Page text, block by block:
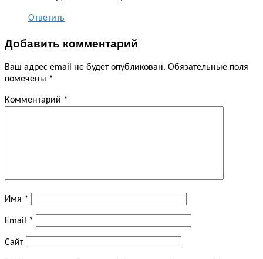
Ответить
Добавить комментарий
Ваш адрес email не будет опубликован. Обязательные поля
помечены *
Комментарий *
Имя *
Email *
Сайт